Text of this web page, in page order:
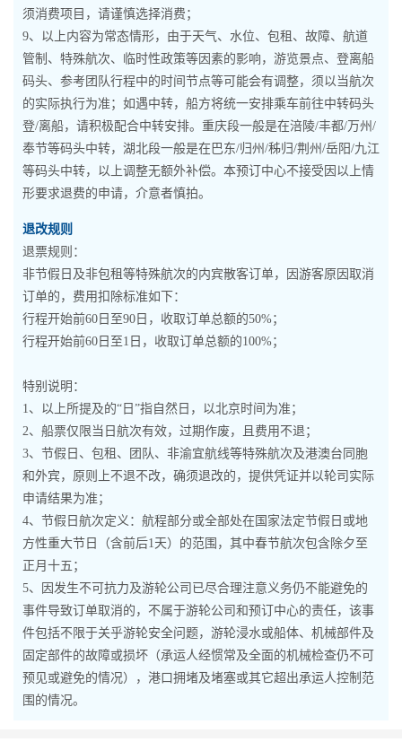
须消费项目，请谨慎选择消费；
9、以上内容为常态情形，由于天气、水位、包租、故障、航道
管制、特殊航次、临时性政策等因素的影响，游览景点、登离船
码头、参考团队行程中的时间节点等可能会有调整，须以当航次
的实际执行为准；如遇中转，船方将统一安排乘车前往中转码头
登/离船，请积极配合中转安排。重庆段一般是在涪陵/丰都/万州/
奉节等码头中转，湖北段一般是在巴东/归州/秭归/荆州/岳阳/九江
等码头中转，以上调整无额外补偿。本预订中心不接受因以上情
形要求退费的申请，介意者慎拍。
退改规则
退票规则：
非节假日及非包租等特殊航次的内宾散客订单，因游客原因取消
订单的，费用扣除标准如下：
行程开始前60日至90日，收取订单总额的50%；
行程开始前60日至1日，收取订单总额的100%；
特别说明：
1、以上所提及的“日”指自然日，以北京时间为准；
2、船票仅限当日航次有效，过期作废，且费用不退；
3、节假日、包租、团队、非渝宜航线等特殊航次及港澳台同胞
和外宾，原则上不退不改，确须退改的，提供凭证并以轮司实际
申请结果为准；
4、节假日航次定义：航程部分或全部处在国家法定节假日或地
方性重大节日（含前后1天）的范围，其中春节航次包含除夕至
正月十五；
5、因发生不可抗力及游轮公司已尽合理注意义务仍不能避免的
事件导致订单取消的，不属于游轮公司和预订中心的责任，该事
件包括不限于关乎游轮安全问题，游轮浸水或船体、机械部件及
固定部件的故障或损坏（承运人经惯常及全面的机械检查仍不可
预见或避免的情况），港口拥堵及堵塞或其它超出承运人控制范
围的情况。